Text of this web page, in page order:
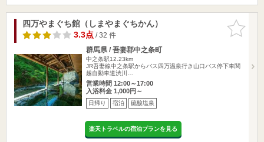
お気に入
りに追加
四万やまぐち館（しまやまぐちかん）
3.3点/ 32 件
群馬県 / 吾妻郡中之条町
中之条駅12.23km
JR吾妻線中之条駅からバス四万温泉行き山口バス停下車関
越自動車道渋川…
営業時間 12:00～17:00
入浴料金 1,000円～
日帰り 宿泊 硫酸塩泉
楽天トラベルの宿泊プランを見る